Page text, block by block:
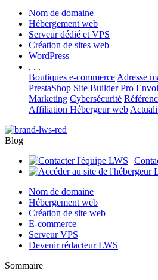
Nom de domaine
Hébergement web
Serveur dédié et VPS
Création de sites web
WordPress
. . .
Boutiques e-commerce Adresse
PrestaShop Site Builder Pro
Marketing Cybersécurité
Affiliation Hébergeur web
Blog
Nom de domaine
Hébergement web
Création de site web
E-commerce
Serveur VPS
Devenir rédacteur LWS
Sommaire